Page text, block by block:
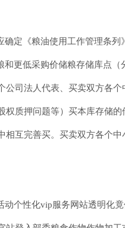
确定《粮油使用工作管理条
和更低采购价储粮存储库点
公司法人代表、买卖双方各
权质押问题等）买本库存储
相互完善买。买卖双方各个
动个性化vip服务网站透明化